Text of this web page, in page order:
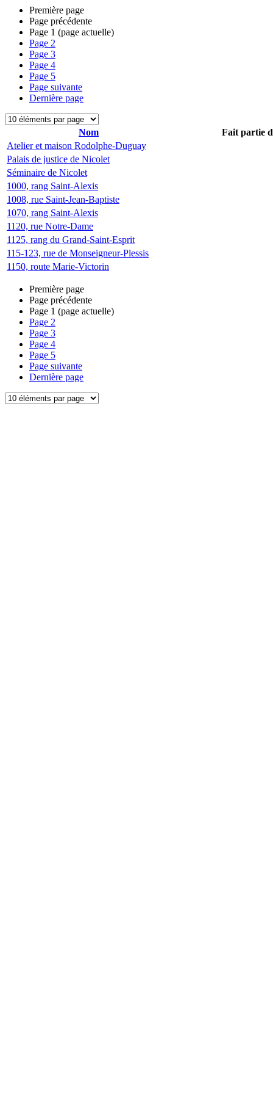
Première page
Page précédente
Page 1 (page actuelle)
Page 2
Page 3
Page 4
Page 5
Page suivante
Dernière page
Nom
Fait partie
Atelier et maison Rodolphe-Duguay
Palais de justice de Nicolet
Séminaire de Nicolet
1000, rang Saint-Alexis
1008, rue Saint-Jean-Baptiste
1070, rang Saint-Alexis
1120, rue Notre-Dame
1125, rang du Grand-Saint-Esprit
115-123, rue de Monseigneur-Plessis
1150, route Marie-Victorin
Première page
Page précédente
Page 1 (page actuelle)
Page 2
Page 3
Page 4
Page 5
Page suivante
Dernière page